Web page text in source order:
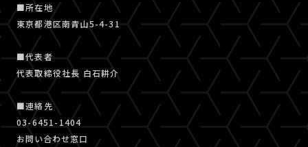
■所在地
東京都港区南青山5-4-31
■代表者
代表取締役社長 白石耕介
■連絡先
03-6451-1404
お問い合わせ窓口